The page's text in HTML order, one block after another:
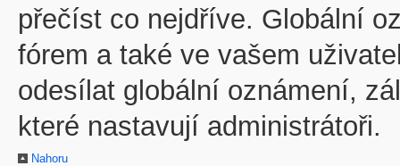
přečíst co nejdříve. Globální
fórem a také ve vašem
odesílat globální oznámení,
které nastavují administrátoři.
Nahoru